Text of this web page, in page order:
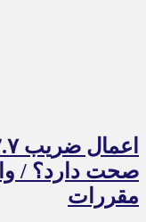
صحت دارد؟ /
مقررات